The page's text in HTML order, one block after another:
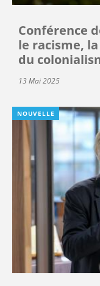
Conférence
le racisme,
du
13 Mai 2025
NOUVELLE